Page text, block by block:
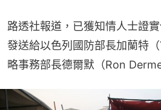
路透社報道，已獲知情人士證
發送給以色列國防部長加蘭特
略事務部長德爾默（Ron